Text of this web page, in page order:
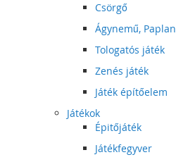
Csörgő
Ágynemű, Paplan
Tologatós játék
Zenés játék
Játék építőelem
Játékok
Épitőjáték
Játékfegyver